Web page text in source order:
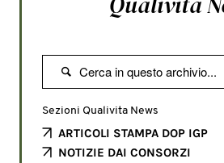

Sezioni Qualivita News
ARTICOLI STAMPA DOP IGP
NOTIZIE DAI CONSORZI